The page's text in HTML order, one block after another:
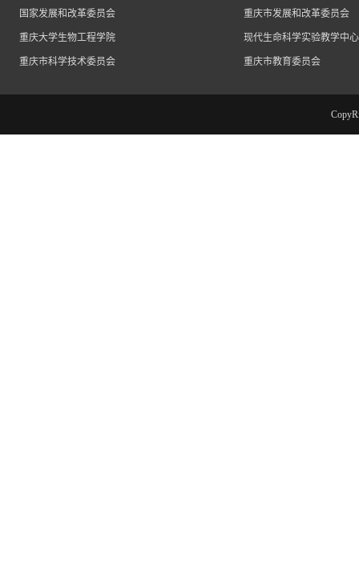
国家发展和改革委员会 重庆市发展和改革委员会
重庆大学生物工程学院 现代生命科学实验教学中心
重庆市科学技术委员会 重庆市教育委员会